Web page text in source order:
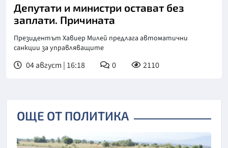
Депутати и министри остават без
заплати. Причината
Президентът Хавиер Милей предлага автоматични
санкции за управляващите
04 август | 16:18 0 2110
ОЩЕ ОТ ПОЛИТИКА